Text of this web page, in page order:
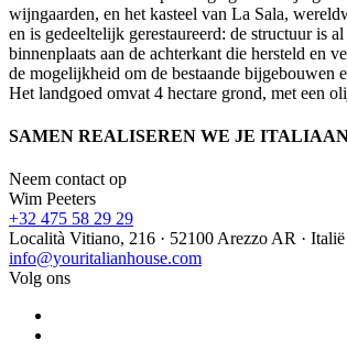
wijngaarden, en het kasteel van La Sala,
en is gedeeltelijk gerestaureerd: de structuur is
binnenplaats aan de achterkant die hersteld en
de mogelijkheid om de bestaande bijgebouwen
Het landgoed omvat 4 hectare grond, met een
SAMEN REALISEREN WE JE
Neem contact op
Wim Peeters
+32 475 58 29 29
Località Vitiano, 216 · 52100 Arezzo AR ·
info@youritalianhouse.com
Volg ons